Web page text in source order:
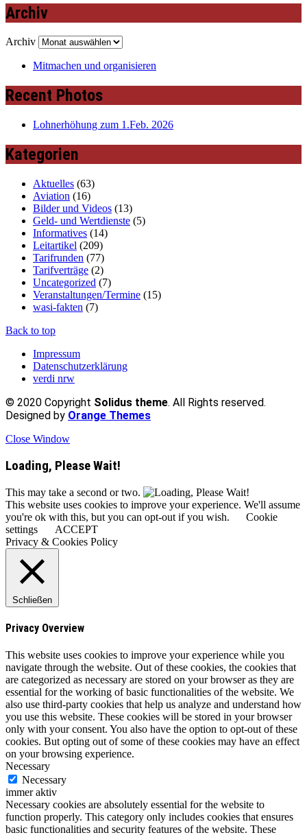
Archiv
Archiv
Mitmachen und organisieren
Recent Photos
Lohnerhöhung zum 1.Feb. 2026
Kategorien
Aktuelles (63)
Aviation (16)
Bilder und Videos (13)
Geld- und Wertdienste (5)
Informatives (14)
Leitartikel (209)
Tarifrunden (77)
Tarifverträge (2)
Uncategorized (7)
Veranstaltungen/Termine (15)
wasi-fakten (7)
Back to top
Impressum
Datenschutzerklärung
verdi nrw
© 2020 Copyright Solidus theme. All Rights reserved.
Designed by Orange Themes
Close Window
Loading, Please Wait!
This may take a second or two.
This website uses cookies to improve your experience. We'll assume
you're ok with this, but you can opt-out if you wish.
Cookie
settings
ACCEPT
Privacy & Cookies Policy
Schließen
Privacy Overview
This website uses cookies to improve your experience while you
navigate through the website. Out of these cookies, the cookies that
are categorized as necessary are stored on your browser as they are
essential for the working of basic functionalities of the website. We
also use third-party cookies that help us analyze and understand how
you use this website. These cookies will be stored in your browser
only with your consent. You also have the option to opt-out of these
cookies. But opting out of some of these cookies may have an effect
on your browsing experience.
Necessary
Necessary
immer aktiv
Necessary cookies are absolutely essential for the website to
function properly. This category only includes cookies that ensures
basic functionalities and security features of the website. These